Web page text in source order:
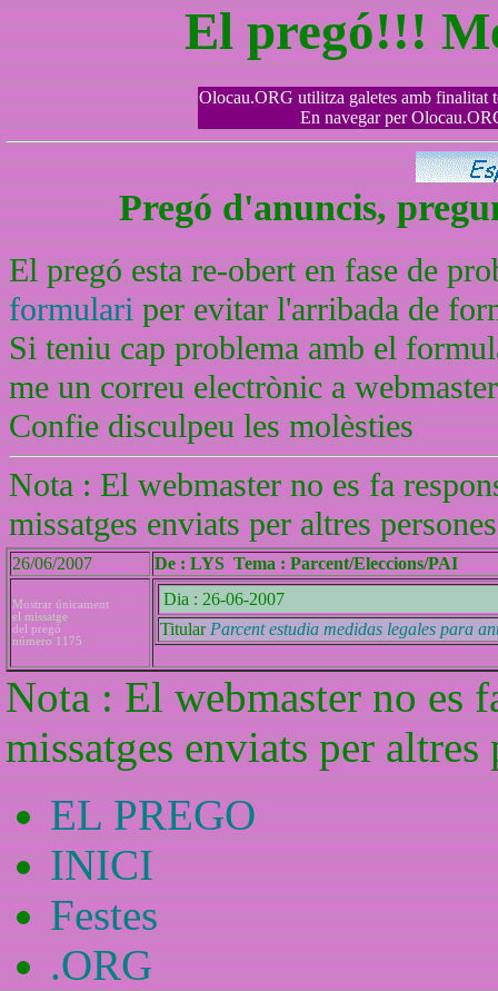
El pregó!!!
Olocau.ORG utilitza galetes amb finalitat
En navegar per
Pregó d'anuncis,
El pregó esta re-obert en fase de
formulariper evitar l'arribada de
Si teniu cap problema amb el
me un correu electrònic a
Confie disculpeu les molèsties
Nota : El webmaster no es fa
missatges enviats per altres
26/06/2007 De : LYS Tema : Parcent/Eleccions/PAI
Mostrar únicament
el missatge
del pregó
número 1175
Dia : 26-06-2007
TitularParcent estudia medidas legales para
Nota : El webmaster no es
missatges enviats per altres
EL PREGO
INICI
Festes
.ORG